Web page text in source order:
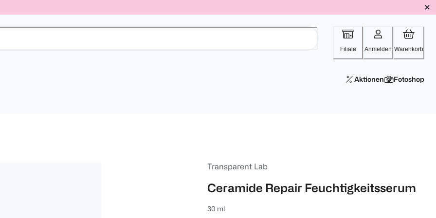
Filiale Anmelden Warenkorb
Aktionen Fotoshop
Transparent Lab
Ceramide Repair Feuchtigkeitsserum
30 ml